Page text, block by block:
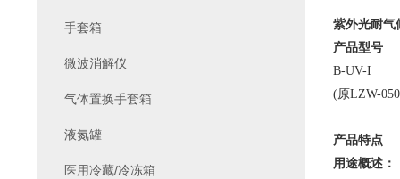
紫外光耐气
产品型号
B-UV-I
(原LZW-
产品特点
用途概述：
手套箱
微波消解仪
气体置换手套箱
液氮罐
医用冷藏/冷冻箱